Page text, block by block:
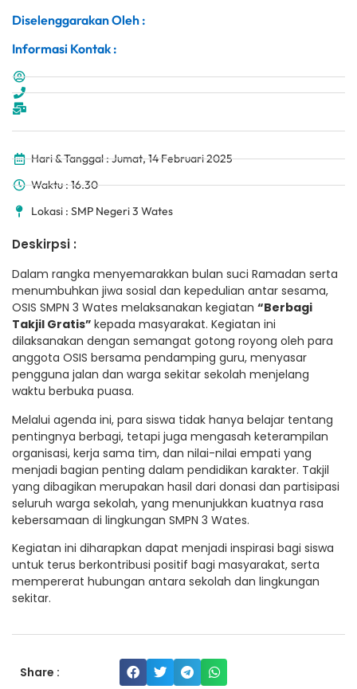
Diselenggarakan Oleh :
Informasi Kontak :
Hari & Tanggal : Jumat, 14 Februari 2025
Waktu : 16.30
Lokasi : SMP Negeri 3 Wates
Deskirpsi :
Dalam rangka menyemarakkan bulan suci Ramadan serta
menumbuhkan jiwa sosial dan kepedulian antar sesama,
OSIS SMPN 3 Wates melaksanakan kegiatan “Berbagi
Takjil Gratis” kepada masyarakat. Kegiatan ini
dilaksanakan dengan semangat gotong royong oleh para
anggota OSIS bersama pendamping guru, menyasar
pengguna jalan dan warga sekitar sekolah menjelang
waktu berbuka puasa.
Melalui agenda ini, para siswa tidak hanya belajar tentang
pentingnya berbagi, tetapi juga mengasah keterampilan
organisasi, kerja sama tim, dan nilai-nilai empati yang
menjadi bagian penting dalam pendidikan karakter. Takjil
yang dibagikan merupakan hasil dari donasi dan partisipasi
seluruh warga sekolah, yang menunjukkan kuatnya rasa
kebersamaan di lingkungan SMPN 3 Wates.
Kegiatan ini diharapkan dapat menjadi inspirasi bagi siswa
untuk terus berkontribusi positif bagi masyarakat, serta
mempererat hubungan antara sekolah dan lingkungan
sekitar.
Share :